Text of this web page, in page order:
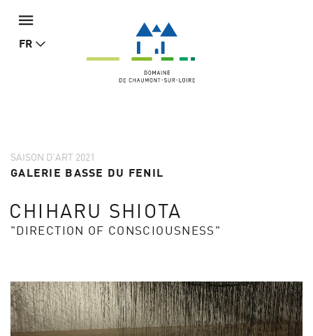
FR
SAISON D'ART 2021
GALERIE BASSE DU FENIL
CHIHARU SHIOTA
"DIRECTION OF CONSCIOUSNESS"